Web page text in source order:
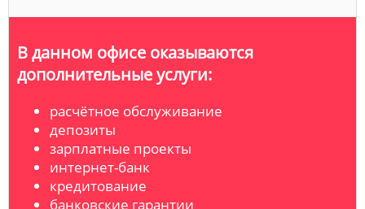
В данном офисе оказываются
дополнительные услуги:
расчётное обслуживание
депозиты
зарплатные проекты
интернет-банк
кредитование
банковские гарантии